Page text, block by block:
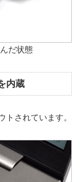
だ状態
内蔵
トされています。